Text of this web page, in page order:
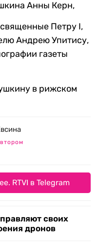
Анны Керн,
Петру I,
Андрею Упитису,
газеты
в рижском
RTVI в Telegram
своих
дронов